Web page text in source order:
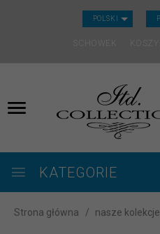
POLSKI
SCHOWEK
KATEGORIE
Strona główna nasze kolekcje